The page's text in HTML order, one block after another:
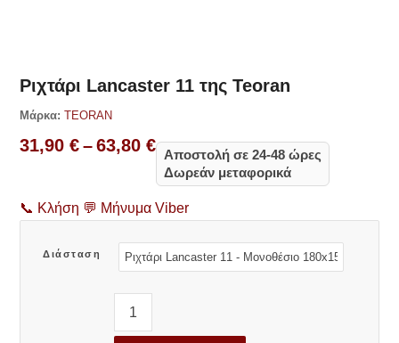
Ριχτάρι Lancaster 11 της Teoran
Μάρκα: TEORAN
31,90€ – 63,80€Price
range:
31,90 €
through
Αποστολή σε 24-48 ώρες
Δωρεάν μεταφορικά
📞 Κλήση 💬 Μήνυμα Viber
Διάσταση